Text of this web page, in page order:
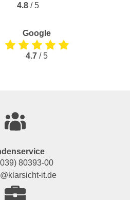
4.8 / 5
Google
4.7 / 5
80393-00
it.de